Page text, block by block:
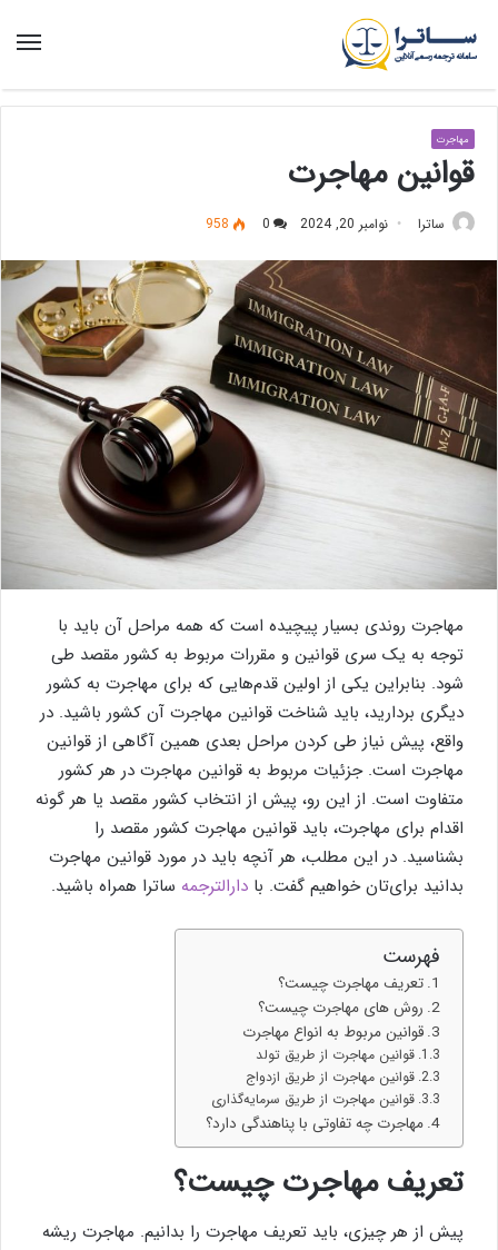
منو
مهاجرت
قوانین مهاجرت
ساترا نوامبر 20, 2024 0
958
مهاجرت روندی بسیار پیچیده است که همه مراحل آن باید با
توجه به یک سری قوانین و مقررات مربوط به کشور مقصد طی
شود. بنابراین یکی از اولین قدم‌هایی که برای مهاجرت به کشور
دیگری بردارید، باید شناخت قوانین مهاجرت آن کشور باشید. در
واقع، پیش نیاز طی کردن مراحل بعدی همین آگاهی از قوانین
مهاجرت است. جزئیات مربوط به قوانین مهاجرت در هر کشور
متفاوت است. از این رو، پیش از انتخاب کشور مقصد یا هر گونه
اقدام برای مهاجرت، باید قوانین مهاجرت کشور مقصد را
بشناسید. در این مطلب، هر آنچه باید در مورد قوانین مهاجرت
بدانید برای‌تان خواهیم گفت. با دارالترجمه ساترا همراه باشید.
فهرست
تعریف مهاجرت چیست؟
روش های مهاجرت چیست؟
قوانین مربوط به انواع مهاجرت
قوانین مهاجرت از طریق تولد
قوانین مهاجرت از طریق ازدواج
قوانین مهاجرت از طریق سرمایه‌گذاری
مهاجرت چه تفاوتی با پناهندگی دارد؟
تعریف مهاجرت چیست؟
پیش از هر چیزی، باید تعریف مهاجرت را بدانیم. مهاجرت ریشه